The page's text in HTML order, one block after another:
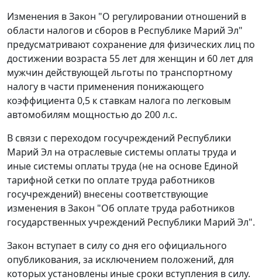
Изменения в Закон "О регулировании отношений в
области налогов и сборов в Республике Марий Эл"
предусматривают сохранение для физических лиц по
достижении возраста 55 лет для женщин и 60 лет для
мужчин действующей льготы по транспортному
налогу в части применения понижающего
коэффициента 0,5 к ставкам налога по легковым
автомобилям мощностью до 200 л.с.
В связи с переходом госучреждений Республики
Марий Эл на отраслевые системы оплаты труда и
иные системы оплаты труда (не на основе Единой
тарифной сетки по оплате труда работников
госучреждений) внесены соответствующие
изменения в Закон "Об оплате труда работников
государственных учреждений Республики Марий Эл".
Закон вступает в силу со дня его официального
опубликования, за исключением положений, для
которых установлены иные сроки вступления в силу.